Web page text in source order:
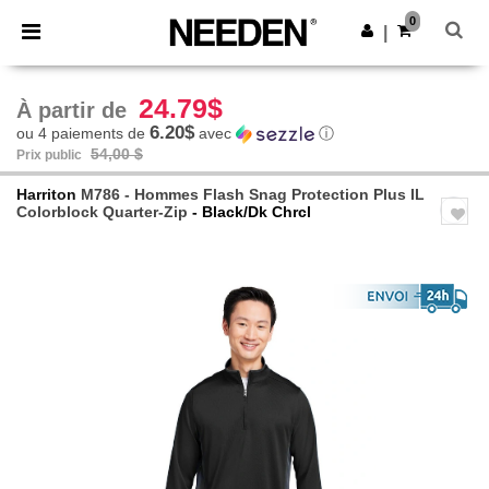
× Appli Needen
Meilleurs prix sur l’app !
Obtenir l'appli
0
À partir de 24.79$
ou 4 paiements de 6.20$avec ⓘ
Prix public 54,00 $
Harriton M786 - Hommes Flash Snag Protection Plus IL
Colorblock Quarter-Zip - Black/Dk Chrcl